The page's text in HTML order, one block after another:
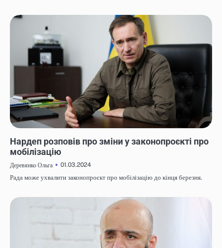
Нардеп розповів про зміни у законопроєкті про
мобілізацію
Деревянко Ольга
01.03.2024
Рада може ухвалити законопроєкт про мобілізацію до кінця березня.